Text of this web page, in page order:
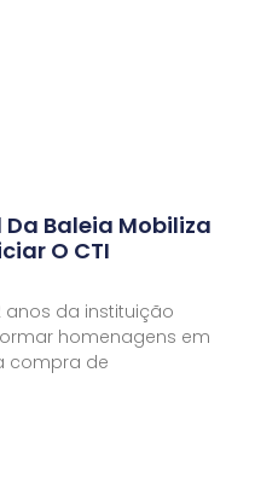
Baleia Mobiliza
O CTI
da instituição
homenagens em
compra de